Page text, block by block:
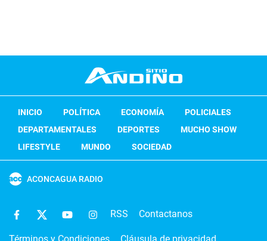
INICIO POLÍTICA ECONOMÍA
POLICIALES
DEPARTAMENTALES
DEPORTES
MUCHO SHOW
LIFESTYLE
MUNDO SOCIEDAD
ACONCAGUA RADIO
RSS Contactanos